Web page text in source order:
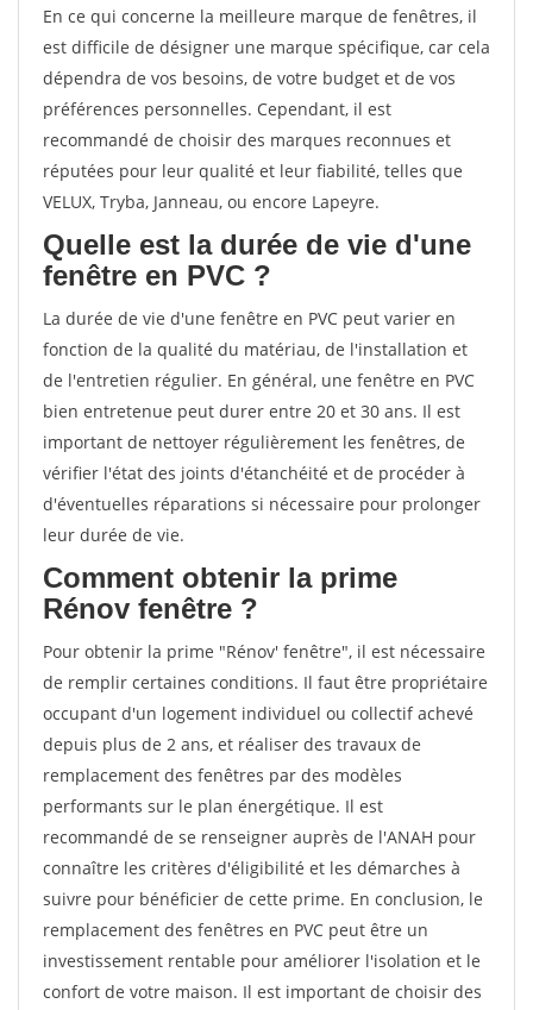
En ce qui concerne la meilleure marque de fenêtres, il
est difficile de désigner une marque spécifique, car cela
dépendra de vos besoins, de votre budget et de vos
préférences personnelles. Cependant, il est
recommandé de choisir des marques reconnues et
réputées pour leur qualité et leur fiabilité, telles que
VELUX, Tryba, Janneau, ou encore Lapeyre.
Quelle est la durée de vie d'une
fenêtre en PVC ?
La durée de vie d'une fenêtre en PVC peut varier en
fonction de la qualité du matériau, de l'installation et
de l'entretien régulier. En général, une fenêtre en PVC
bien entretenue peut durer entre 20 et 30 ans. Il est
important de nettoyer régulièrement les fenêtres, de
vérifier l'état des joints d'étanchéité et de procéder à
d'éventuelles réparations si nécessaire pour prolonger
leur durée de vie.
Comment obtenir la prime
Rénov fenêtre ?
Pour obtenir la prime "Rénov' fenêtre", il est nécessaire
de remplir certaines conditions. Il faut être propriétaire
occupant d'un logement individuel ou collectif achevé
depuis plus de 2 ans, et réaliser des travaux de
remplacement des fenêtres par des modèles
performants sur le plan énergétique. Il est
recommandé de se renseigner auprès de l'ANAH pour
connaître les critères d'éligibilité et les démarches à
suivre pour bénéficier de cette prime. En conclusion, le
remplacement des fenêtres en PVC peut être un
investissement rentable pour améliorer l'isolation et le
confort de votre maison. Il est important de choisir des